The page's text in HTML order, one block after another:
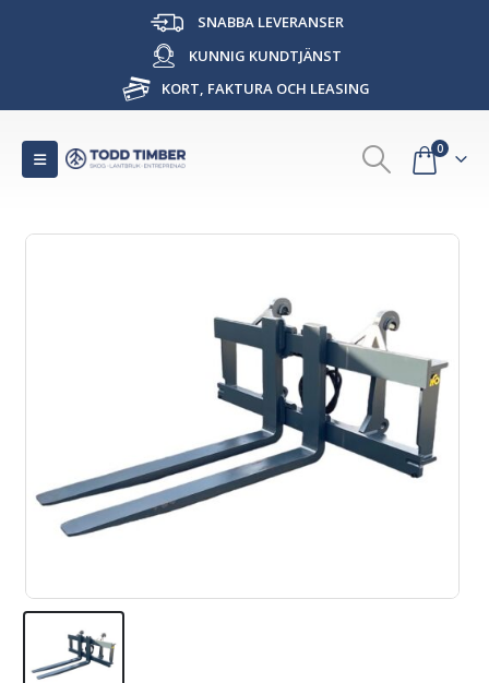
SNABBA LEVERANSER
KUNNIG KUNDTJÄNST
KORT, FAKTURA OCH LEASING
0